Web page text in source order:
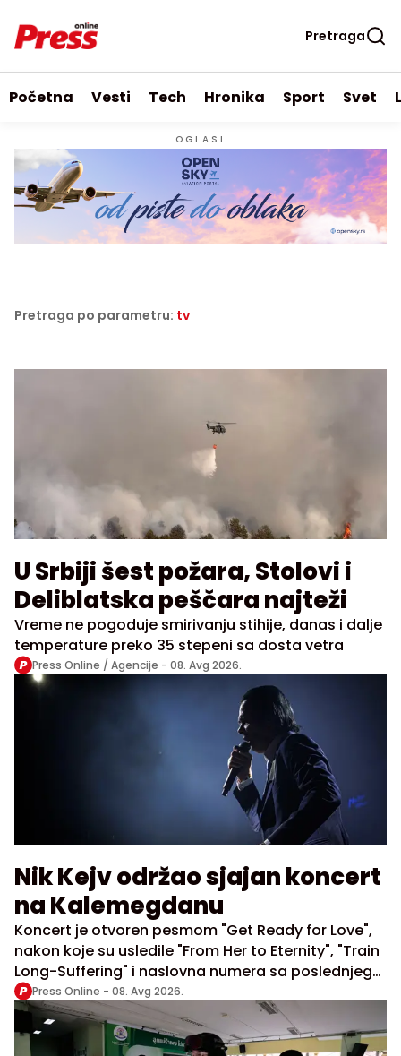
Pretraga
Početna Vesti Tech Hronika Sport Svet
OGLASI
Pretraga po parametru: tv
U Srbiji šest požara, Stolovi i
Deliblatska peščara najteži
Vreme ne pogoduje smirivanju stihije, danas i dalje
temperature preko 35 stepeni sa dosta vetra
Press Online / Agencije - 08. Avg 2026.
Nik Kejv održao sjajan koncert
na Kalemegdanu
Koncert je otvoren pesmom "Get Ready for Love",
nakon koje su usledile "From Her to Eternity", "Train
Long-Suffering" i naslovna numera sa poslednjeg
albuma "Wild God"
Press Online - 08. Avg 2026.